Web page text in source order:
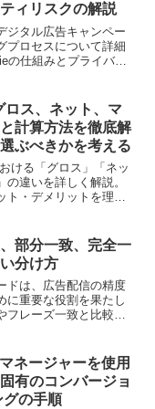
ィリスクの解説
ジタル広告キャンペー
プロセスについて詳細
の仕組みとプライバシ
シーのバランスに焦点
ス、ネット、マ
計算方法を徹底解
ぶべきかを考える
ける「グロス」「ネッ
の違いを詳しく解説。
ト・デメリットを理解
部分一致、完全一
分け方
ドは、広告配信の精度
に重要な役割を果たし
フレーズ一致と比較し
い方や効果的な活用法
説します。
ネージャーを使用
有のコンバージョ
グの手順